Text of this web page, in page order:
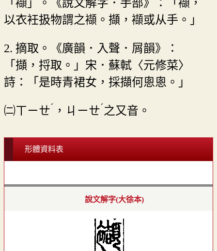
「襭」。《說文解字．手部》：「襭，
以衣衽扱物謂之襭。擷，襭或从手。」
2. 摘取。《廣韻．入聲．屑韻》：
「擷，捋取。」宋．蘇軾〈元修菜〉
詩：「是時青裙女，採擷何悤悤。」
㈡ㄒㄧㄝˊ ， ㄐㄧㄝˊ之又音。
形體資料表
說文解字(大徐本)